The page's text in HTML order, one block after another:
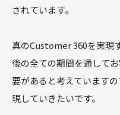
されています。
真のCustomer 360を実現
後の全ての期間を通して
要があると考えています
現していきたいです。